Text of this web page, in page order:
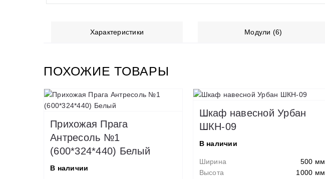
Характеристики Модули (6)
ПОХОЖИЕ ТОВАРЫ
Прихожая Прага
Антресоль №1
(600*324*440) Белый
В наличии
Шкаф навесной Урбан
ШКН-09
В наличии
Ширина
500 мм
Высота
1000 мм